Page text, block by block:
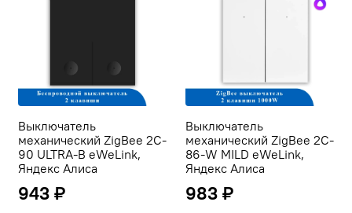
Выключатель
механический ZigBee 2C-
90 ULTRA-B eWeLink,
Яндекс Алиса
943 ₽
Выключатель
механический ZigBee 2C-
86-W MILD eWeLink,
Яндекс Алиса
983 ₽